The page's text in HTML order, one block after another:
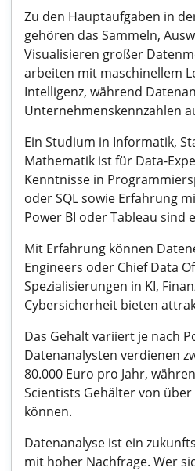
Zu den Hauptaufgaben in
gehören das Sammeln,
Visualisieren großer
arbeiten mit maschinellem
Intelligenz, während
Unternehmenskennzahlen
Ein Studium in Informatik,
Mathematik ist für Data-
Kenntnisse in
oder SQL sowie Erfahrung
Power BI oder Tableau sind
Mit Erfahrung können
Engineers oder Chief Data
Spezialisierungen in KI,
Cybersicherheit bieten
Das Gehalt variiert je nach
Datenanalysten verdienen
80.000 Euro pro Jahr,
Scientists Gehälter von über
können.
Datenanalyse ist ein
mit hoher Nachfrage. Wer